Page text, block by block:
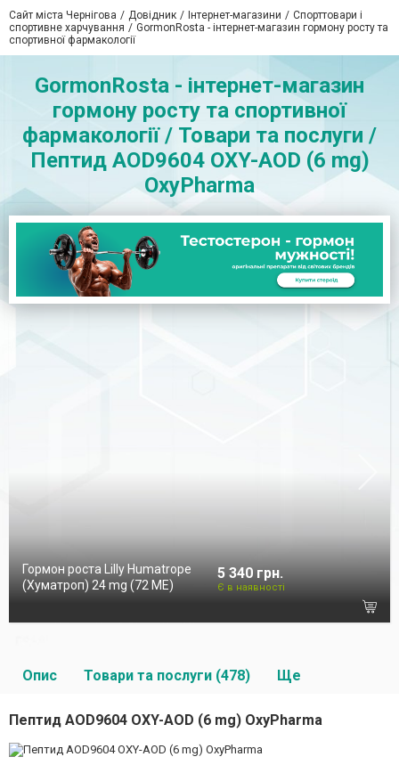
Сайт міста Чернігова Довідник Інтернет-магазини
Спорттовари і
спортивне харчування
GormonRosta - інтернет-магазин гормону росту та
спортивної фармакології
GormonRosta - інтернет-магазин
гормону росту та спортивної
фармакології / Товари та послуги /
Пептид AOD9604 OXY-AOD (6 mg)
OxyPharma
Гормон роста Lilly Humatrope
(Хуматроп) 24 mg (72 МЕ)
5 340 грн.
Є в наявності
Опис Товари та послуги (478) Ще
Пептид AOD9604 OXY-AOD (6 mg) OxyPharma